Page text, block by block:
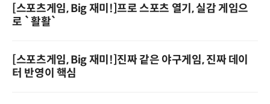
[스포츠게임, Big 재미!]프로 스포츠 열기, 실감 게임으
로 `활활`
[스포츠게임, Big 재미!]진짜 같은 야구게임, 진짜 데이
터 반영이 핵심